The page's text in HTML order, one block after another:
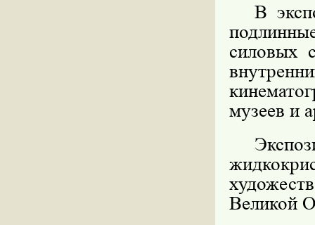
В
силовых
музеев и
Великой